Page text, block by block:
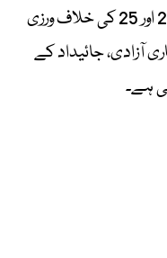
فیصلے سے آئین کے آرٹیکلز 4، 18، 24 اور 25 کی خلاف ورزی
آزادی، جائیداد کے
ہے۔